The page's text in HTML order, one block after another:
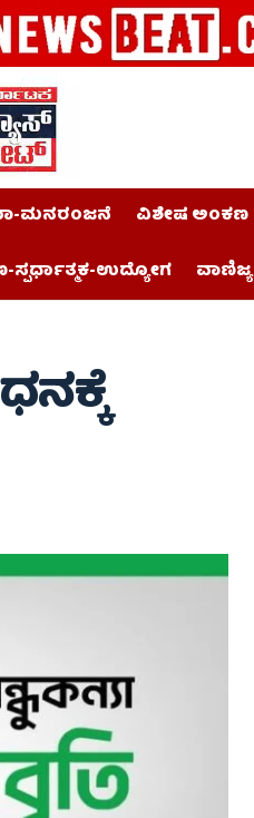
ಮನರಂಜನೆ ವಿಶೇಷ ಅಂಕಣ
ಸ್ಪರ್ಧಾತ್ಮಕ-ಉದ್ಯೋಗ